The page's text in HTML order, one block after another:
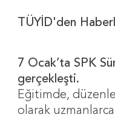
TÜYİD'den
7 Ocak’ta SPK
gerçekleşti.
Eğitimde,
olarak